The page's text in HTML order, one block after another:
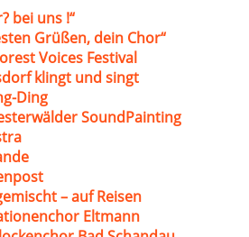
bei uns !“
Grüßen, dein Chor“
Voices Festival
klingt und singt
Ding
SoundPainting
– auf Reisen
Eltmann